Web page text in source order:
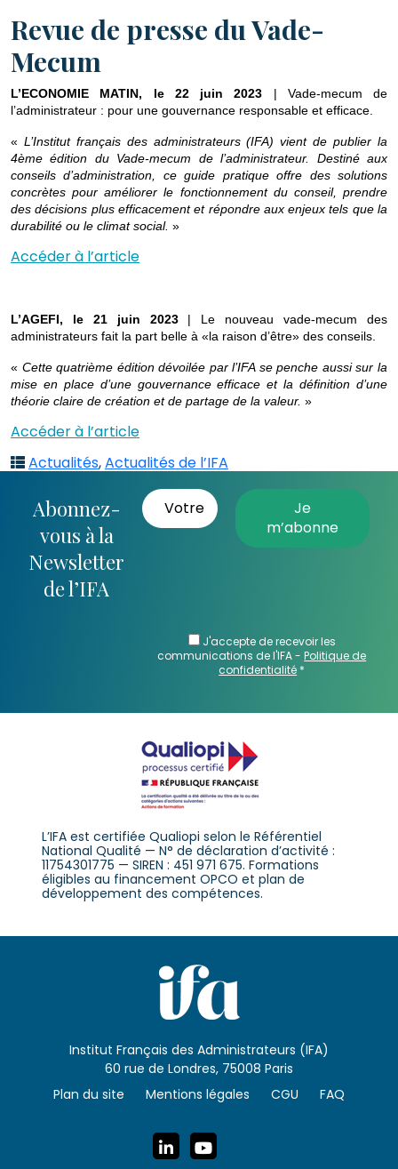
Revue de presse du Vade-
Mecum
L’ECONOMIE MATIN, le 22 juin 2023 | Vade-mecum de
l’administrateur : pour une gouvernance responsable et efficace.
« L’Institut français des administrateurs (IFA) vient de publier la
4ème édition du Vade-mecum de l’administrateur. Destiné aux
conseils d’administration, ce guide pratique offre des solutions
concrètes pour améliorer le fonctionnement du conseil, prendre
des décisions plus efficacement et répondre aux enjeux tels que la
durabilité ou le climat social. »
Accéder à l’article
L’AGEFI, le 21 juin 2023 | Le nouveau vade-mecum des
administrateurs fait la part belle à «la raison d’être» des conseils.
« Cette quatrième édition dévoilée par l’IFA se penche aussi sur la
mise en place d’une gouvernance efficace et la définition d’une
théorie claire de création et de partage de la valeur. »
Accéder à l’article
Actualités,Actualités de l’IFA
Abonnez-
vous à la
Newsletter
de l’IFA
J'accepte de recevoir les
communications de l'IFA -Politique de
confidentialité *
L’IFA est certifiée Qualiopi selon le Référentiel
National Qualité — N° de déclaration d’activité :
11754301775 — SIREN : 451 971 675. Formations
éligibles au financement OPCO et plan de
développement des compétences.
Institut Français des Administrateurs (IFA)
60 rue de Londres, 75008 Paris
Plan du site
Mentions légales CGU FAQ